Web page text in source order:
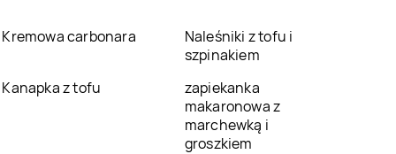
Kremowa carbonara
Naleśniki z tofu i
szpinakiem
Kanapka z tofu
zapiekanka
makaronowa z
marchewką i
groszkiem